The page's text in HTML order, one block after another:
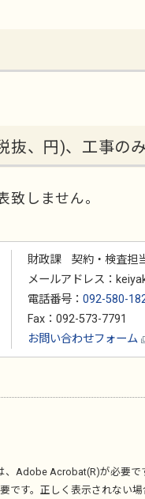
抜、円)、工事の
致しません。
財政課 契約・検査担
メールアドレス：
電話番号： 092-580-
Fax：092-573-7791
お問い合わせフォーム
Adobe Acrobat(R)が必要で
です。正しく表示されない